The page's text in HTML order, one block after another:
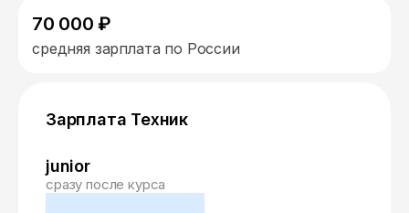
70 000 ₽
средняя зарплата по России
Зарплата Техник
junior
сразу после курса